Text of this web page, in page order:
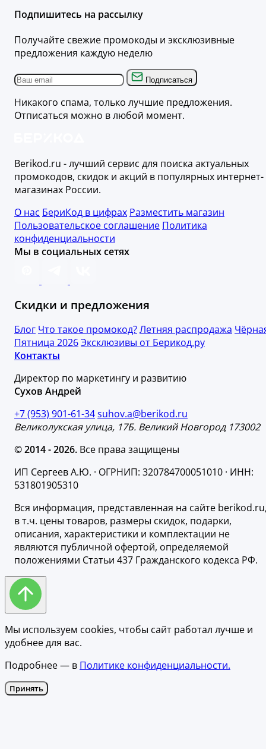
Подпишитесь на рассылку
Получайте свежие промокоды и эксклюзивные
предложения каждую неделю
Подписаться
Никакого спама, только лучшие предложения.
Отписаться можно в любой момент.
Berikod.ru - лучший сервис для поиска актуальных
промокодов, скидок и акций в популярных интернет-
магазинах России.
О нас БериКод в цифрах Разместить магазин
Пользовательское соглашение Политика
конфиденциальности
Мы в социальных сетях
Скидки и предложения
Блог Что такое промокод?Летняя распродажа
Пятница 2026Эксклюзивы от Берикод.ру
Контакты
Директор по маркетингу и развитию
Сухов Андрей
+7 (953) 901-61-34suhov.a@berikod.ru
Великолукская улица, 17Б. Великий Новгород 173002
© 2014 - 2026. Все права защищены
ИП Сергеев А.Ю. · ОГРНИП: 320784700051010 · ИНН:
531801905310
Вся информация, представленная на сайте
в т.ч. цены товаров, размеры скидок, подарки,
описания, характеристики и комплектации не
являются публичной офертой, определяемой
положениями Статьи 437 Гражданского кодекса РФ.
Мы используем cookies, чтобы сайт работал лучше и
удобнее для вас.
Подробнее — в Политике конфиденциальности.
Принять